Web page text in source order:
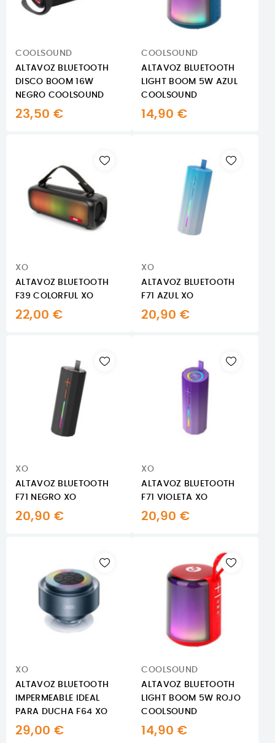
COOLSOUND
ALTAVOZ BLUETOOTH
DISCO BOOM 16W
NEGRO COOLSOUND
23,50 €
COOLSOUND
ALTAVOZ BLUETOOTH
LIGHT BOOM 5W AZUL
COOLSOUND
14,90 €
XO
ALTAVOZ BLUETOOTH
F39 COLORFUL XO
22,00 €
XO
ALTAVOZ BLUETOOTH
F71 AZUL XO
20,90 €
XO
ALTAVOZ BLUETOOTH
F71 NEGRO XO
20,90 €
XO
ALTAVOZ BLUETOOTH
F71 VIOLETA XO
20,90 €
XO
ALTAVOZ BLUETOOTH
IMPERMEABLE IDEAL
PARA DUCHA F64 XO
29,00 €
COOLSOUND
ALTAVOZ BLUETOOTH
LIGHT BOOM 5W ROJO
COOLSOUND
14,90 €